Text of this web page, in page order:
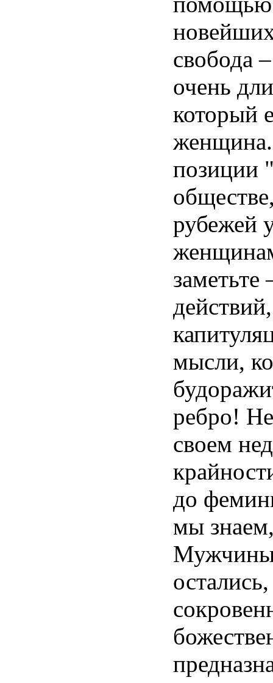
свобода
очень
который
женщина
позиции
обществе
рубежей
заметьте
действий
мысли,
ребро!
своем
до
мы знаем
остались